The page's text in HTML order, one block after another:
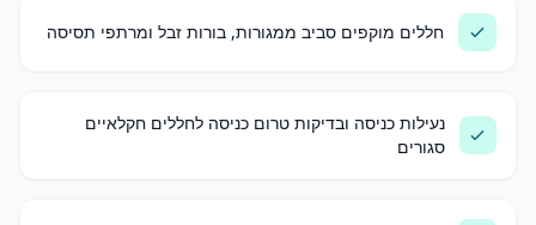
חללים מוקפים סביב ממגורות, בורות זבל ומרתפי תסיסה
נעילות כניסה ובדיקות טרום כניסה לחללים חקלאיים
סגורים